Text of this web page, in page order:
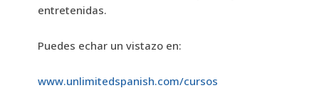
entretenidas.
Puedes echar un vistazo en:
www.unlimitedspanish.com/cursos